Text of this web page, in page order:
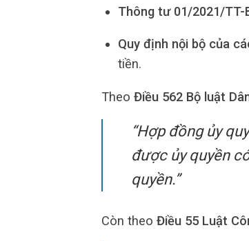
Thông tư 01/2021/TT-
Quy định nội bộ của
tiền.
Theo Điều 562 Bộ luật
“Hợp đồng ủy
được ủy quyền
quyền.”
Còn theo Điều 55 Luật